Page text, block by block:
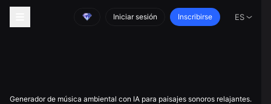
Iniciar sesión Inscribirse ES
Generador de música ambiental con IA para paisajes sonoros relajantes.